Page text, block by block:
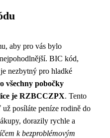
aby pro vás bylo
BIC kód,
nezbytný pro hladké
všechny pobočky
je RZBCCZPX. Tento
posíláte peníze rodině do
dorazily rychle a
k bezproblémovým